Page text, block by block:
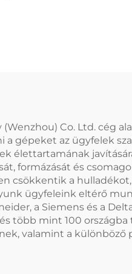
(Wenzhou) Co. Ltd. cég
a gépeket az ügyfelek
élettartamának
formázását és
csökkentik a hulladékot,
ügyfeleink eltérő
a Siemens és a
több mint 100
valamint a különböző